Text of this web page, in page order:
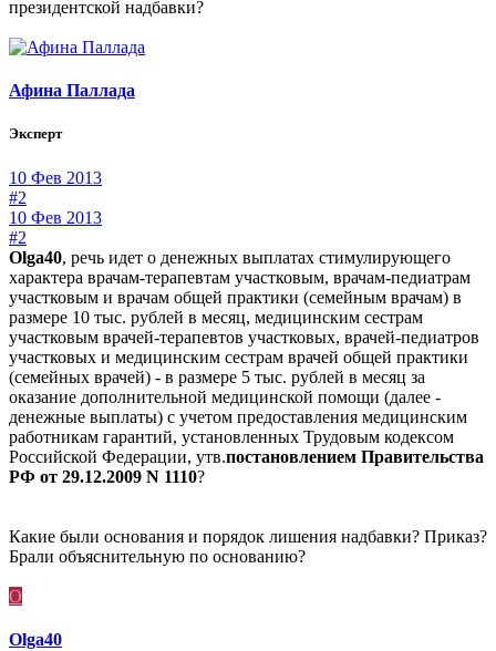
президентской надбавки?
Афина Паллада
Эксперт
10 Фев 2013
#2
10 Фев 2013
#2
Olga40, речь идет о денежных выплатах стимулирующего
характера врачам-терапевтам участковым, врачам-педиатрам
участковым и врачам общей практики (семейным врачам) в
размере 10 тыс. рублей в месяц, медицинским сестрам
участковым врачей-терапевтов участковых, врачей-педиатров
участковых и медицинским сестрам врачей общей практики
(семейных врачей) - в размере 5 тыс. рублей в месяц за
оказание дополнительной медицинской помощи (далее -
денежные выплаты) с учетом предоставления медицинским
работникам гарантий, установленных Трудовым кодексом
Российской Федерации, утв.постановлением Правительства
РФ от 29.12.2009 N 1110?
Какие были основания и порядок лишения надбавки? Приказ?
Брали объяснительную по основанию?
O
Olga40